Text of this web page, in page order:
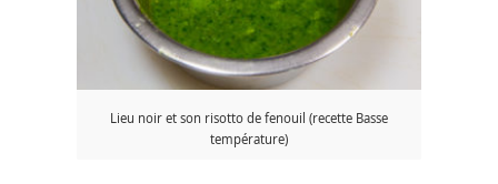
Lieu noir et son risotto de fenouil (recette Basse
température)